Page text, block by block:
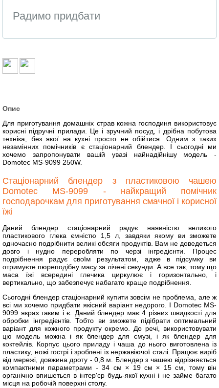
Радимо придбати
Опис
Для приготування домашніх страв кожна господиня використовує
корисні підручні прилади. Це і зручний посуд, і дрібна побутова
техніка, без якої на кухні просто не обійтися. Одним з таких
незамінних помічників є стаціонарний блендер. І сьогодні ми
хочемо запропонувати вашій увазі найнадійнішу модель -
Domotec MS-9099 250W.
Стаціонарний блендер з пластиковою чашею
Domotec MS-9099 - найкращий помічник
господарочкам для приготування смачної і корисної
їжі
Даний блендер стаціонарний радує наявністю великого
пластикового глека ємністю 1,5 л, завдяки якому ви зможете
одночасно подрібнити великі обсяги продуктів. Вам не доведеться
довго і нудно переробляти по черзі інгредієнти. Процес
подрібнення радує своїм результатом, адже в підсумку ви
отримуєте пюреподібну масу за лічені секунди. А все так, тому що
маса їжі всередині глечика циркулює і горизонтально, і
вертикально, що забезпечує набагато краще подрібнення.
Сьогодні блендер стаціонарний купити зовсім не проблема, але ж
всі ми хочемо придбати якісний варіант недорого. І Domotec MS-
9099 якраз таким і є. Даний блендер має 4 різних швидкості для
обробки інгредієнтів. Тобто ви зможете підібрати оптимальний
варіант для кожного продукту окремо. До речі, використовувати
цю модель можна і як блендер для смузі, і як блендер для
коктейлів. Корпус цього приладу і чаша до нього виготовлена із
пластику, ножі гострі і зроблені із нержавіючої сталі. Працює виріб
від мережі, довжина дроту - 0,8 м. Блендер з чашею відрізняється
компактними параметрами - 34 см × 19 см × 15 см, тому він
органічно впишеться в інтер'єр будь-якої кухні і не займе багато
місця на робочій поверхні столу.